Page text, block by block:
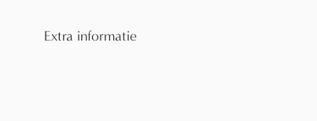
Extra informatie